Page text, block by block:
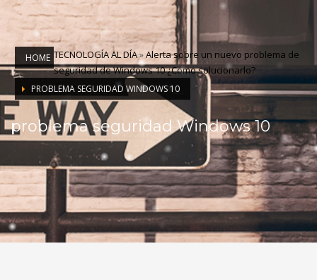
HOME TECNOLOGÍA AL DÍA»Alerta sobre un nuevo problema de
seguridad de Windows 10 ¿Cómo solucionarlo?
PROBLEMA SEGURIDAD WINDOWS 10
problema seguridad Windows 10